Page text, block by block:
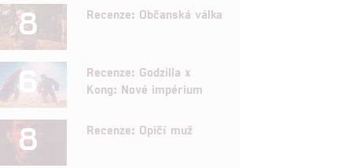
8 Recenze: Občanská válka
6
Recenze: Godzilla x
Kong: Nové impérium
8 Recenze: Opičí muž